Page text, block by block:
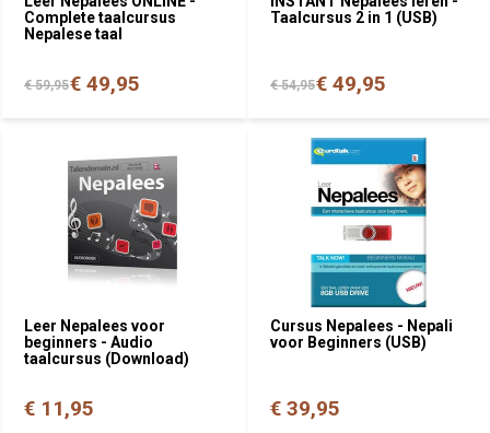
Complete taalcursus
Nepalese taal
€ 59,95€ 49,95
Taalcursus 2 in 1 (USB)
€ 54,95€ 49,95
Leer Nepalees voor
beginners - Audio
taalcursus (Download)
€ 11,95
Cursus Nepalees - Nepali
voor Beginners (USB)
€ 39,95